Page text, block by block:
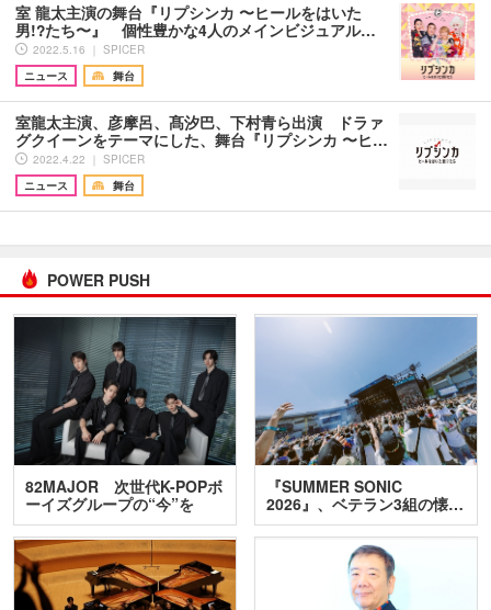
室 龍太主演の舞台『リプシンカ 〜ヒールをはいた
男!?たち〜』 個性豊かな4人のメインビジュアル…
2022.5.16 ｜ SPICER
ニュース
舞台
室龍太主演、彦摩呂、髙汐巴、下村青ら出演 ドラァ
グクイーンをテーマにした、舞台『リプシンカ 〜ヒ…
2022.4.22 ｜ SPICER
ニュース
舞台
POWER PUSH
82MAJOR 次世代K-POPボ
ーイズグループの“今”を
訊…
『SUMMER SONIC
2026』、ベテラン3組の懐…